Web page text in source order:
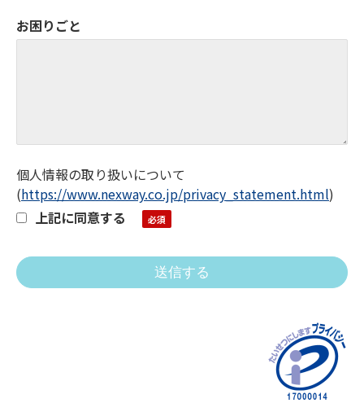
お困りごと
個人情報の取り扱いについて
(https://www.nexway.co.jp/privacy_statement.html)
上記に同意する